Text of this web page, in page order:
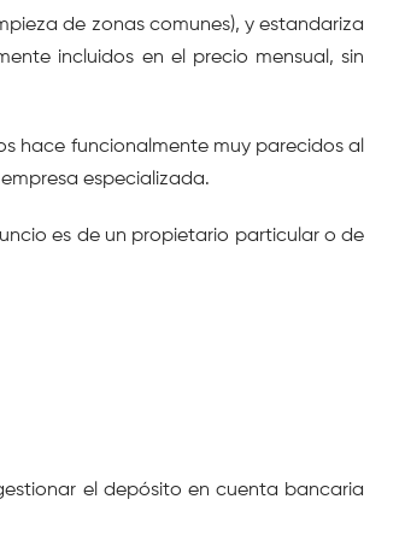
de zonas comunes), y estandariza
incluidos en el precio mensual, sin
hace funcionalmente muy parecidos al
especializada.
es de un propietario particular o de
el depósito en cuenta bancaria